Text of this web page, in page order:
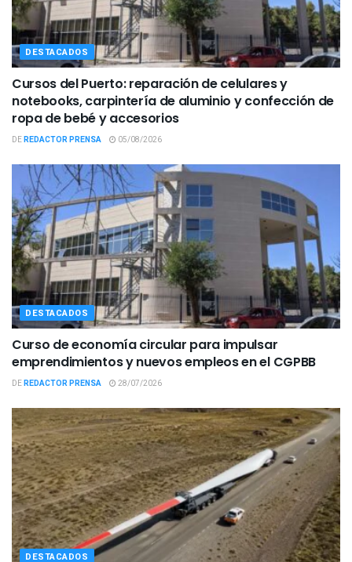
DESTACADOS
Cursos del Puerto: reparación de celulares y
notebooks, carpintería de aluminio y confección de
ropa de bebé y accesorios
DEREDACTOR PRENSA 05/08/2026
DESTACADOS
Curso de economía circular para impulsar
emprendimientos y nuevos empleos en el CGPBB
DEREDACTOR PRENSA 28/07/2026
DESTACADOS